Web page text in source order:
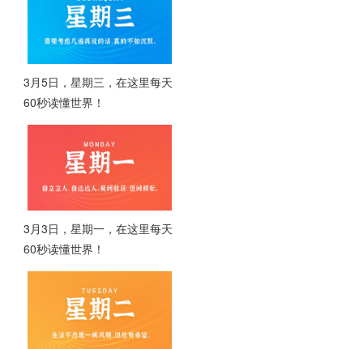
3月5日，星期三，在这里每天
60秒读懂世界！
3月3日，星期一，在这里每天
60秒读懂世界！